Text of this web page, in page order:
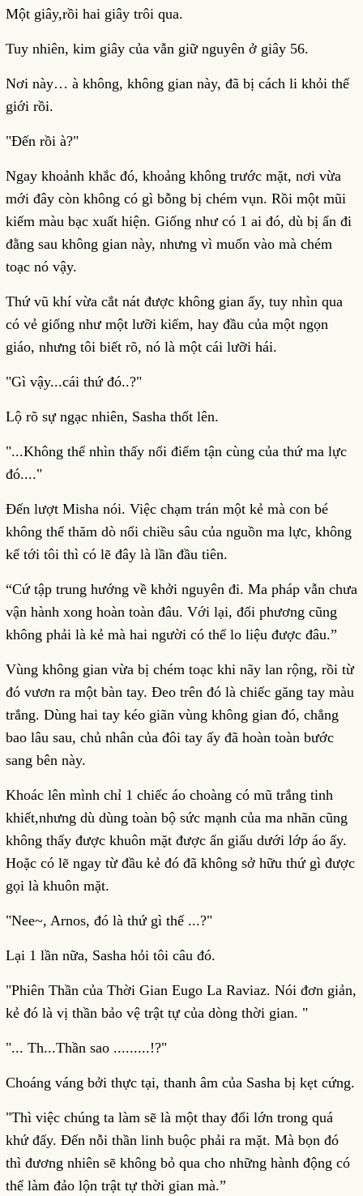
Một giây,rồi hai giây trôi qua.
Tuy nhiên, kim giây của vẫn giữ nguyên ở giây 56.
Nơi này… à không, không gian này, đã bị cách li khỏi thế
giới rồi.
"Đến rồi à?"
Ngay khoảnh khắc đó, khoảng không trước mặt, nơi vừa
mới đây còn không có gì bỗng bị chém vụn. Rồi một mũi
kiếm màu bạc xuất hiện. Giống như có 1 ai đó, dù bị ẩn đi
đằng sau không gian này, nhưng vì muốn vào mà chém
toạc nó vậy.
Thứ vũ khí vừa cắt nát được không gian ấy, tuy nhìn qua
có vẻ giống như một lưỡi kiếm, hay đầu của một ngọn
giáo, nhưng tôi biết rõ, nó là một cái lưỡi hái.
"Gì vậy...cái thứ đó..?"
Lộ rõ sự ngạc nhiên, Sasha thốt lên.
"...Không thể nhìn thấy nổi điểm tận cùng của thứ ma lực
đó...."
Đến lượt Misha nói. Việc chạm trán một kẻ mà con bé
không thể thăm dò nổi chiều sâu của nguồn ma lực, không
kể tới tôi thì có lẽ đây là lần đầu tiên.
“Cứ tập trung hướng về khởi nguyên đi. Ma pháp vẫn chưa
vận hành xong hoàn toàn đâu. Với lại, đối phương cũng
không phải là kẻ mà hai người có thể lo liệu được đâu.”
Vùng không gian vừa bị chém toạc khi nãy lan rộng, rồi từ
đó vươn ra một bàn tay. Đeo trên đó là chiếc găng tay màu
trắng. Dùng hai tay kéo giãn vùng không gian đó, chẳng
bao lâu sau, chủ nhân của đôi tay ấy đã hoàn toàn bước
sang bên này.
Khoác lên mình chỉ 1 chiếc áo choàng có mũ trắng tinh
khiết,nhưng dù dùng toàn bộ sức mạnh của ma nhãn cũng
không thấy được khuôn mặt được ẩn giấu dưới lớp áo ấy.
Hoặc có lẽ ngay từ đầu kẻ đó đã không sở hữu thứ gì được
gọi là khuôn mặt.
"Nee~, Arnos, đó là thứ gì thế ...?"
Lại 1 lần nữa, Sasha hỏi tôi câu đó.
"Phiên Thần của Thời Gian Eugo La Raviaz. Nói đơn giản,
kẻ đó là vị thần bảo vệ trật tự của dòng thời gian. "
"... Th...Thần sao .........!?"
Choáng váng bởi thực tại, thanh âm của Sasha bị kẹt cứng.
"Thì việc chúng ta làm sẽ là một thay đổi lớn trong quá
khứ đấy. Đến nỗi thần linh buộc phải ra mặt. Mà bọn đó
thì đương nhiên sẽ không bỏ qua cho những hành động có
thể làm đảo lộn trật tự thời gian mà.”